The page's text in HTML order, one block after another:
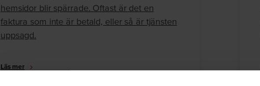
hemsidor blir spärrade. Oftast är det en
faktura som inte är betald, eller så är tjänsten
uppsagd.
Läs mer